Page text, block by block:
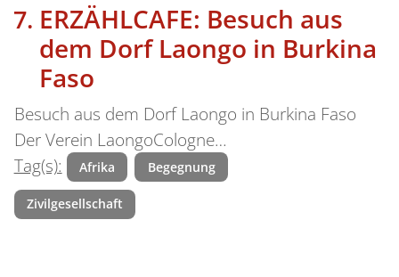
ERZÄHLCAFE: Besuch aus
dem Dorf Laongo in Burkina
Faso
Besuch aus dem Dorf Laongo in Burkina Faso
Der Verein LaongoCologne…
Tag(s):
Afrika Begegnung
Zivilgesellschaft